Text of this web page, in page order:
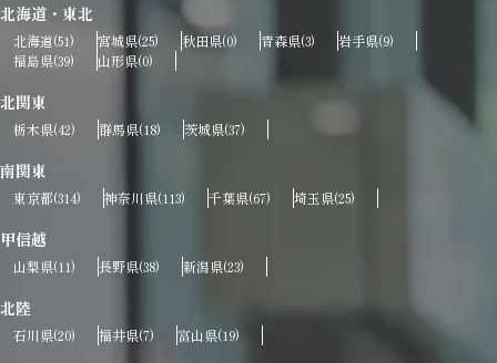
北海道・東北
北海道(51) 宮城県(25) 秋田県(0) 青森県(3) 岩手県(9)
福島県(39) 山形県(0)
北関東
栃木県(42) 群馬県(18) 茨城県(37)
南関東
東京都(314) 神奈川県(113) 千葉県(67) 埼玉県(25)
甲信越
山梨県(11) 長野県(38) 新潟県(23)
北陸
石川県(20) 福井県(7) 富山県(19)